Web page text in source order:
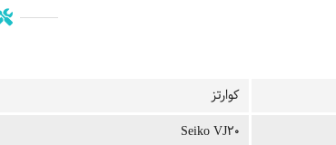
کوارتز
Seiko VJ20